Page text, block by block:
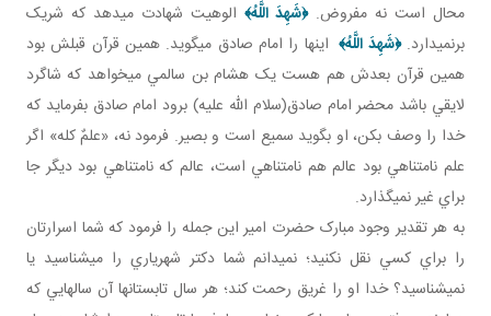
محال است نه مفروض.﴿شَهِدَ اللَّهُ﴾ الوهيت شهادت مي دهد که شريک
برنمي دارد.﴿شَهِدَ اللَّهُ﴾ اينها را امام صادق مي گويد. همين قرآن قبلش بود
همين قرآن بعدش هم هست يک هشام بن سالمي مي خواهد که شاگرد
لايقي باشد محضر امام صادق(سلام الله عليه) برود امام صادق بفرمايد که
خدا را وصف بکن، او بگويد سميع است و بصير. فرمود نه، «علمٌ کله» اگر
علم نامتناهي بود عالم هم نامتناهي است، عالم که نامتناهي بود ديگر جا
براي غير نمي گذارد.
به هر تقدير وجود مبارک حضرت امير اين جمله را فرمود که شما اسرارتان
را براي کسي نقل نکنيد؛ نمي دانم شما دکتر شهرياري را مي شناسيد يا
نمي شناسيد؟ خدا او را غريق رحمت کند؛ هر سال تابستان ها آن سال­هايي که